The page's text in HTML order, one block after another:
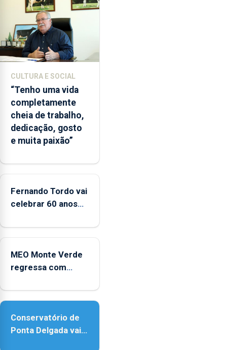
desde
o
início
da
época
balnear
CULTURA E SOCIAL
“Tenho uma vida
completamente
cheia de trabalho,
dedicação, gosto
e muita paixão”
Fernando Tordo vai
celebrar 60 anos
Coliseu Micaelense
MEO Monte Verde
regressa com
acessibilidade
Conservatório de
Ponta Delgada vai